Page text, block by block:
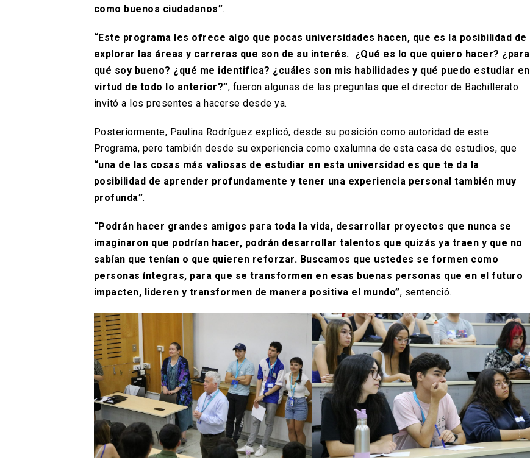
como buenos ciudadanos”.
“Este programa les ofrece algo que pocas universidades hacen, que es la posibilidad de
explorar las áreas y carreras que son de su interés. ¿Qué es lo que quiero hacer? ¿para
qué soy bueno? ¿qué me identifica? ¿cuáles son mis habilidades y qué puedo estudiar en
virtud de todo lo anterior?”, fueron algunas de las preguntas que el director de Bachillerato
invitó a los presentes a hacerse desde ya.
Posteriormente, Paulina Rodríguez explicó, desde su posición como autoridad de este
Programa, pero también desde su experiencia como exalumna de esta casa de estudios, que
“una de las cosas más valiosas de estudiar en esta universidad es que te da la
posibilidad de aprender profundamente y tener una experiencia personal también muy
profunda”.
“Podrán hacer grandes amigos para toda la vida, desarrollar proyectos que nunca se
imaginaron que podrían hacer, podrán desarrollar talentos que quizás ya traen y que no
sabían que tenían o que quieren reforzar. Buscamos que ustedes se formen como
personas íntegras, para que se transformen en esas buenas personas que en el futuro
impacten, lideren y transformen de manera positiva el mundo”, sentenció.